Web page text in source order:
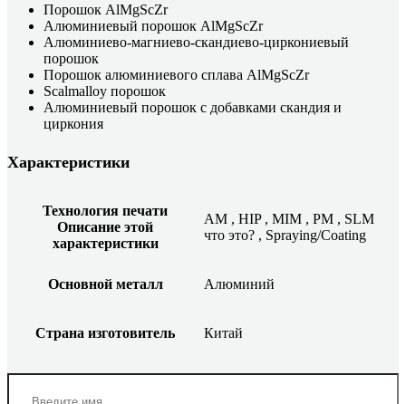
Порошок AlMgScZr
Алюминиевый порошок AlMgScZr
Алюминиево-магниево-скандиево-циркониевый
порошок
Порошок алюминиевого сплава AlMgScZr
Scalmalloy порошок
Алюминиевый порошок с добавками скандия и
циркония
Характеристики
Технология печати
Описание этой
характеристики
AM , HIP , MIM , PM , SLM
что это? , Spraying/Coating
Основной металл Алюминий
Страна изготовитель Китай